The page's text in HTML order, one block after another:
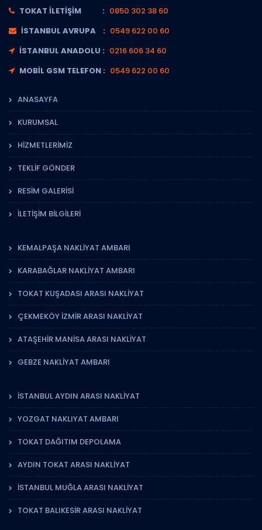
TOKAT İLETIŞIM : 0850 302 38 60
İSTANBUL AVRUPA : 0549 622 00 60
İSTANBUL ANADOLU : 0216 606 34 60
MOBIL GSM TELEFON : 0549 622 00 60
ANASAYFA
KURUMSAL
HIZMETLERIMIZ
TEKLIF GÖNDER
RESIM GALERISI
İLETIŞIM BILGILERI
KEMALPAŞA NAKLIYAT AMBARI
KARABAĞLAR NAKLIYAT AMBARI
TOKAT KUŞADASI ARASI NAKLIYAT
ÇEKMEKÖY İZMIR ARASI NAKLIYAT
ATAŞEHIR MANISA ARASI NAKLIYAT
GEBZE NAKLIYAT AMBARI
İSTANBUL AYDIN ARASI NAKLIYAT
YOZGAT NAKLIYAT AMBARI
TOKAT DAĞITIM DEPOLAMA
AYDIN TOKAT ARASI NAKLIYAT
İSTANBUL MUĞLA ARASI NAKLIYAT
TOKAT BALIKESIR ARASI NAKLIYAT